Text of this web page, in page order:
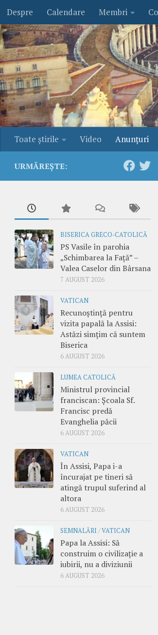
Skip to content
Despre Calendare Membri
Toate ştirile Video Anunţuri
URMĂREȘTE:
BISERICA GRECO-CATOLICĂ
PS Vasile în parohia
„Schimbarea la Față” –
Valea Caselor din Bârsana
7 AUGUST 2026
VATICAN
Recunoștință pentru
vizita papală la Assisi:
Astăzi simțim că suntem
Biserica
6 AUGUST 2026
LUMEA CATOLICĂ
Ministrul provincial
franciscan: Școala Sf.
Francisc predă
Evanghelia păcii
6 AUGUST 2026
VATICAN
În Assisi, Papa i-a
încurajat pe tineri să
atingă trupul suferind al
altora
6 AUGUST 2026
SEMNALĂRI /VATICAN
Papa la Assisi: Să
construim o civilizație a
iubirii, nu a diviziunii
6 AUGUST 2026